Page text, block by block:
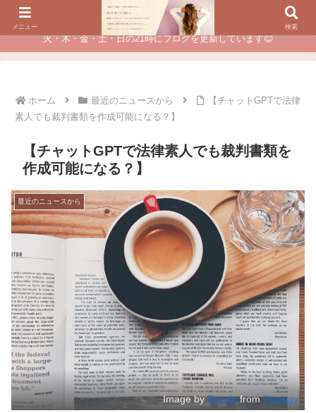
夫に不倫されたつらい経験が、あなたのチャンスに変わるカウンセリング
火・木・金・土・日の21時にブログを更新しています😊
ホーム 最近のニュースから
【チャットGPTで法律
素人でも裁判書類を作成可能になる？】
【チャットGPTで法律素人でも裁判書類を
作成可能になる？】
最近のニュースから
Image byPexelsfromPixabay
メニュー 検索